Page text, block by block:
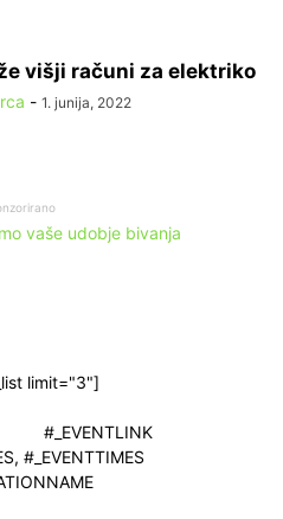
višji računi za elektriko
- 1. junija, 2022
limit="3"]
#_EVENTLINK
#_EVENTTIMES